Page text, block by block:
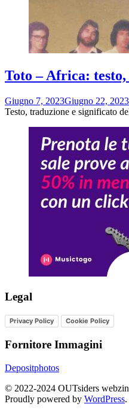
Toto – Africa:
Giugno 7, 2023Giugno 22, 2023
Testo, traduzione e significato
Legal
Privacy Policy Cookie Policy
Fornitore Immagini
Depositphotos
© 2022-2024 OUTsiders
Proudly powered by WordPress.